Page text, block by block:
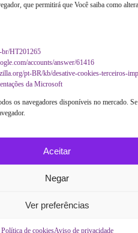
que permitirá que Você saiba como
br/HT201265
accounts/answer/61416
pt-BR/kb/desative-cookies-terceiros-
da Microsoft
os navegadores disponíveis no mercado.
Aceitar
Negar
Ver preferências
Política de cookiesAviso de privacidade